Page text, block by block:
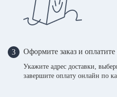
3 Оформите заказ и оплатите
Укажите адрес доставки,
завершите оплату онлайн по